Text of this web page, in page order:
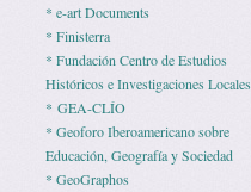
* e-art Documents
* Finisterra
* Fundación Centro de Estudios
Históricos e Investigaciones Locales
* GEA-CLÍO
* Geoforo Iberoamericano sobre
Educación, Geografía y Sociedad
* GeoGraphos